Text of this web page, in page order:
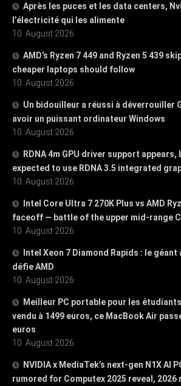
Après les puces et les data centers,
l’électricité qui les alimente
10. August 2026
AMD’s Ryzen 7 449 and Ryzen 5 439
cheaper laptops should follow
10. August 2026
Un bidouilleur a réussi à déverrouiller
avoir un puissant ordinateur Windows
10. August 2026
RDNA 4m GPU driver support appears,
expected to use RDNA 3.5 integrated
10. August 2026
Intel Core Ultra 7 270K Plus vs AMD
faceoff — battle of the upper mid-range
10. August 2026
Intel Xeon 7 Diamond Rapids : le
défie AMD
10. August 2026
Meilleur PC portable pour les
vendu à 1499 euros, ce MacBook Air
euros
10. August 2026
NVIDIA x MediaTek’s next-gen N1X AI
rumored for Computex 2025 reveal, 2026